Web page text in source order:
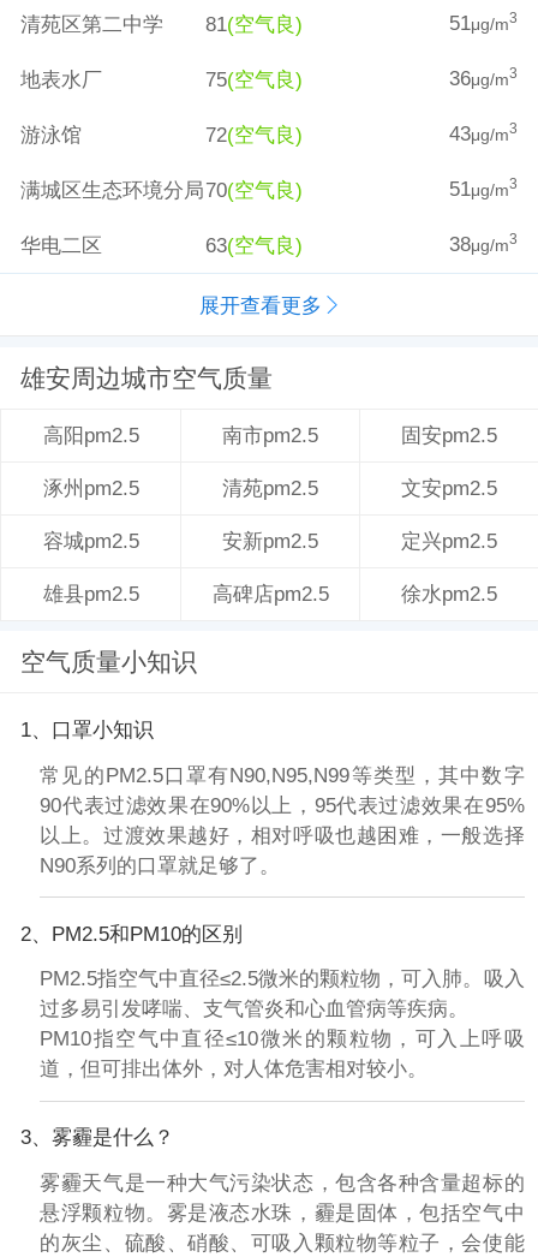
清苑区第二中学 81(空气良) 51μg/m3
地表水厂 75(空气良) 36μg/m3
游泳馆 72(空气良) 43μg/m3
满城区生态环境分局70(空气良) 51μg/m3
华电二区 63(空气良) 38μg/m3
展开查看更多
雄安周边城市空气质量
高阳pm2.5 南市pm2.5 固安pm2.5
涿州pm2.5 清苑pm2.5 文安pm2.5
容城pm2.5 安新pm2.5 定兴pm2.5
雄县pm2.5 高碑店pm2.5 徐水pm2.5
空气质量小知识
1、口罩小知识
常见的PM2.5口罩有N90,N95,N99等类型，其中数字
90代表过滤效果在90%以上，95代表过滤效果在95%
以上。过渡效果越好，相对呼吸也越困难，一般选择
N90系列的口罩就足够了。
2、PM2.5和PM10的区别
PM2.5指空气中直径≤2.5微米的颗粒物，可入肺。吸入
过多易引发哮喘、支气管炎和心血管病等疾病。
PM10指空气中直径≤10微米的颗粒物，可入上呼吸
道，但可排出体外，对人体危害相对较小。
3、雾霾是什么？
雾霾天气是一种大气污染状态，包含各种含量超标的
悬浮颗粒物。雾是液态水珠，霾是固体，包括空气中
的灰尘、硫酸、硝酸、可吸入颗粒物等粒子，会使能